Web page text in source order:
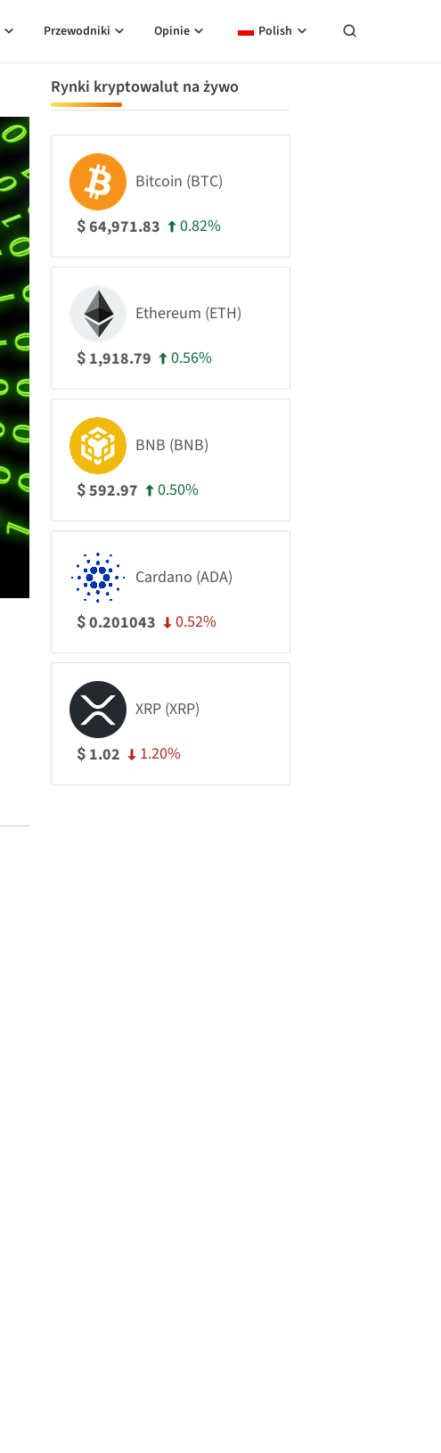
Przewodniki Opinie Polish
Rynki kryptowalut na żywo
Bitcoin (BTC)
$64,971.83 0.82%
Ethereum (ETH)
$ 1,918.79 0.56%
BNB (BNB)
$592.97 0.50%
Cardano (ADA)
$0.201043 0.52%
XRP (XRP)
$ 1.02 1.20%